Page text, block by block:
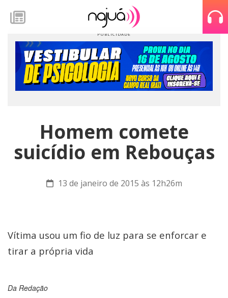
Homem comete
suicídio em Rebouças
13 de janeiro de 2015 às 12h26m
Vítima usou um fio de luz para se enforcar e
tirar a própria vida
Da Redação